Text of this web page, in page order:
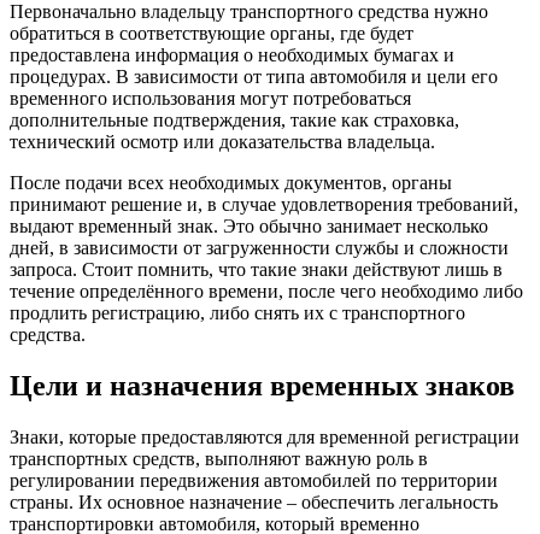
Первоначально владельцу транспортного средства нужно
обратиться в соответствующие органы, где будет
предоставлена информация о необходимых бумагах и
процедурах. В зависимости от типа автомобиля и цели его
временного использования могут потребоваться
дополнительные подтверждения, такие как страховка,
технический осмотр или доказательства владельца.
После подачи всех необходимых документов, органы
принимают решение и, в случае удовлетворения требований,
выдают временный знак. Это обычно занимает несколько
дней, в зависимости от загруженности службы и сложности
запроса. Стоит помнить, что такие знаки действуют лишь в
течение определённого времени, после чего необходимо либо
продлить регистрацию, либо снять их с транспортного
средства.
Цели и назначения временных знаков
Знаки, которые предоставляются для временной регистрации
транспортных средств, выполняют важную роль в
регулировании передвижения автомобилей по территории
страны. Их основное назначение – обеспечить легальность
транспортировки автомобиля, который временно